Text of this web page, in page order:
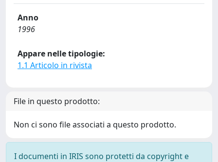
Anno
1996
Appare nelle tipologie:
1.1 Articolo in rivista
File in questo prodotto:
Non ci sono file associati a questo prodotto.
I documenti in IRIS sono protetti da copyright e